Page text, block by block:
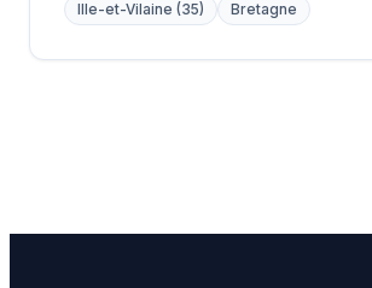
Ille-et-Vilaine (35) Bretagne